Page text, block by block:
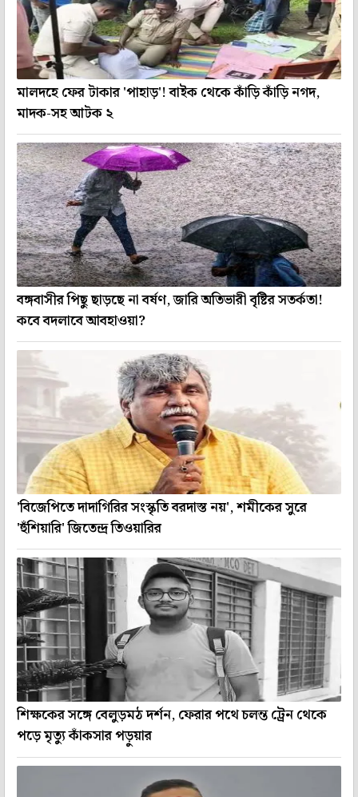
মালদহে ফের টাকার 'পাহাড়'! বাইক থেকে কাঁড়ি কাঁড়ি নগদ,
মাদক-সহ আটক ২
বঙ্গবাসীর পিছু ছাড়ছে না বর্ষণ, জারি অতিভারী বৃষ্টির সতর্কতা!
কবে বদলাবে আবহাওয়া?
'বিজেপিতে দাদাগিরির সংস্কৃতি বরদাস্ত নয়', শমীকের সুরে
'হুঁশিয়ারি' জিতেন্দ্র তিওয়ারির
শিক্ষকের সঙ্গে বেলুড়মঠ দর্শন, ফেরার পথে চলন্ত ট্রেন থেকে
পড়ে মৃত্যু কাঁকসার পড়ুয়ার